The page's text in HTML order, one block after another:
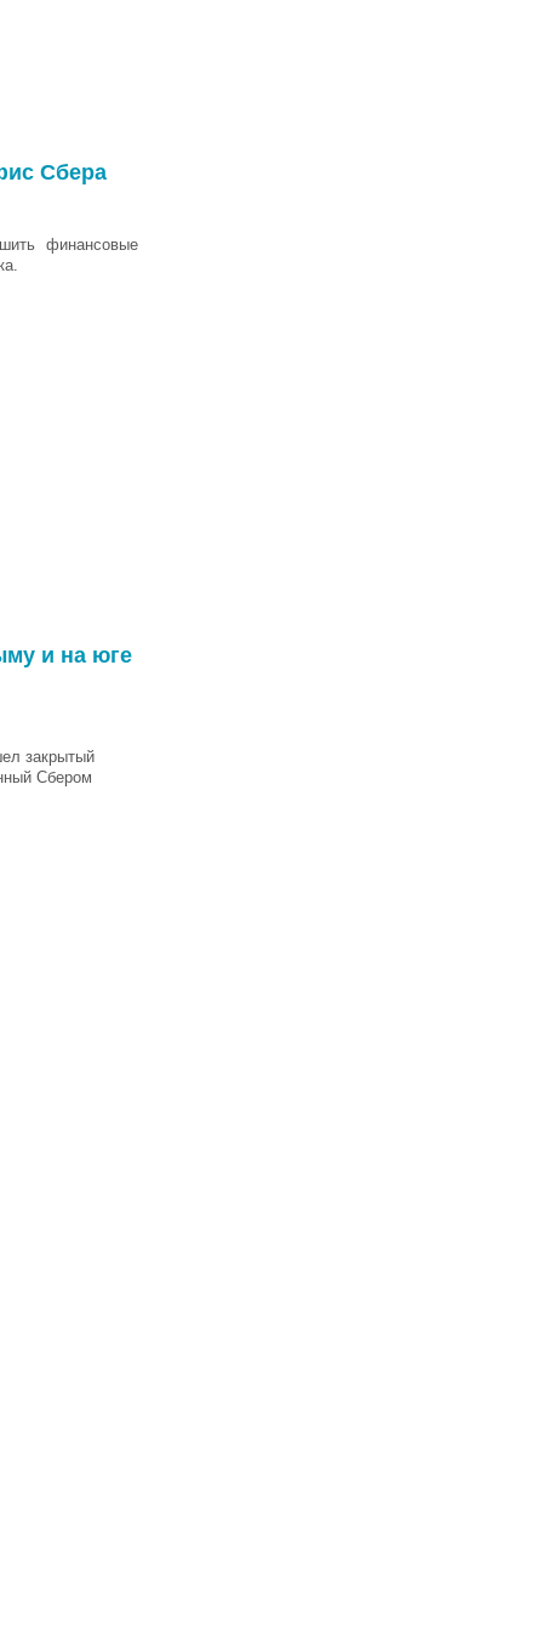
Сбера
финансовые
и на юге
закрытый
Сбером